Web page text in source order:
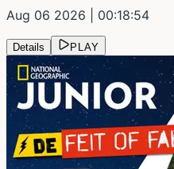
Aug 06 2026 | 00:18:54
Details PLAY